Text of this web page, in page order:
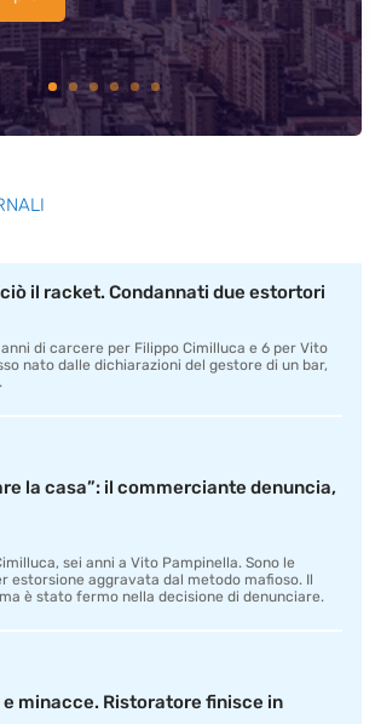
il racket. Condannati due estortori
di carcere per Filippo Cimilluca e 6 per Vito
nato dalle dichiarazioni del gestore di un bar,
la casa”: il commerciante denuncia,
sei anni a Vito Pampinella. Sono le
estorsione aggravata dal metodo mafioso. Il
è stato fermo nella decisione di denunciare.
e minacce. Ristoratore finisce in